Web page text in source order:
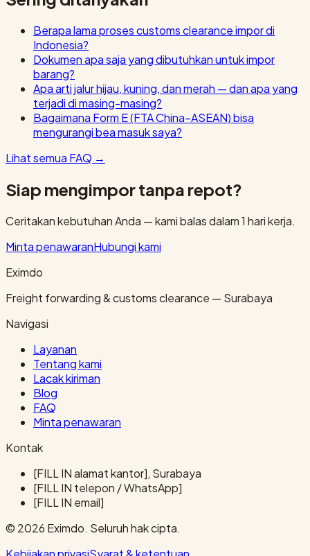
Berapa lama proses customs clearance impor di
Indonesia?
Dokumen apa saja yang dibutuhkan untuk impor
barang?
Apa arti jalur hijau, kuning, dan merah — dan apa yang
terjadi di masing-masing?
Bagaimana Form E (FTA China–ASEAN) bisa
mengurangi bea masuk saya?
Lihat semua FAQ →
Siap mengimpor tanpa repot?
Ceritakan kebutuhan Anda — kami balas dalam 1 hari kerja.
Minta penawaranHubungi kami
Eximdo
Freight forwarding & customs clearance — Surabaya
Navigasi
Layanan
Tentang kami
Lacak kiriman
Blog
FAQ
Minta penawaran
Kontak
[FILL IN alamat kantor], Surabaya
[FILL IN telepon / WhatsApp]
[FILL IN email]
© 2026 Eximdo. Seluruh hak cipta.